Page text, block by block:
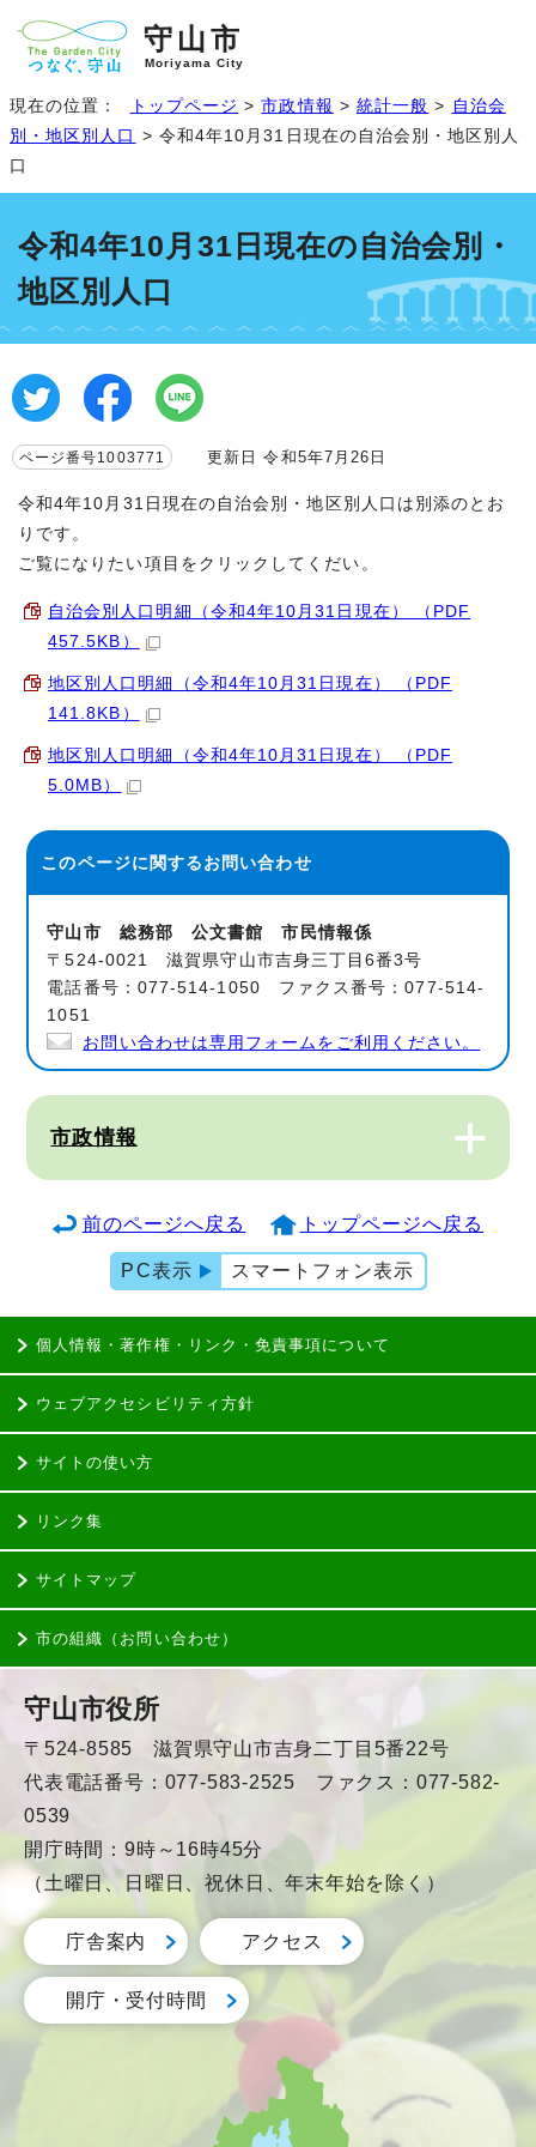
守山市
Moriyama City
現在の位置： トップページ >市政情報 > 統計一般 > 自治会
別・地区別人口 > 令和4年10月31日現在の自治会別・地区別人
口
令和4年10月31日現在の自治会別・
地区別人口
ページ番号1003771 更新日 令和5年7月26日
令和4年10月31日現在の自治会別・地区別人口は別添のとお
りです。
ご覧になりたい項目をクリックしてくだい。
自治会別人口明細（令和4年10月31日現在） （PDF
457.5KB）
地区別人口明細（令和4年10月31日現在） （PDF
141.8KB）
地区別人口明細（令和4年10月31日現在） （PDF
5.0MB）
このページに関するお問い合わせ
守山市 総務部 公文書館 市民情報係
〒524-0021 滋賀県守山市吉身三丁目6番3号
電話番号：077-514-1050 ファクス番号：077-514-
1051
お問い合わせは専用フォームをご利用ください。
市政情報
前のページへ戻る トップページへ戻る
PC表示 スマートフォン表示
個人情報・著作権・リンク・免責事項について
ウェブアクセシビリティ方針
サイトの使い方
リンク集
サイトマップ
市の組織（お問い合わせ）
守山市役所
〒524-8585 滋賀県守山市吉身二丁目5番22号
代表電話番号：077-583-2525 ファクス：077-582-
0539
開庁時間：9時～16時45分
（土曜日、日曜日、祝休日、年末年始を除く）
庁舎案内 アクセス
開庁・受付時間